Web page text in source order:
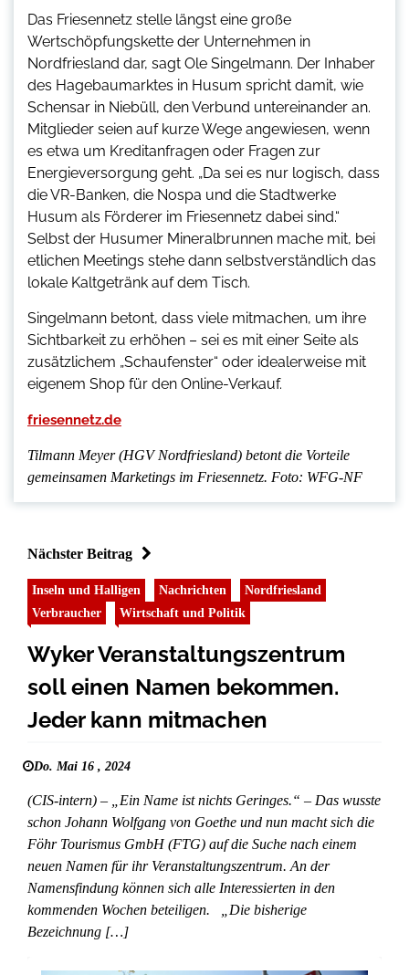
Das Friesennetz stelle längst eine große
Wertschöpfungskette der Unternehmen in
Nordfriesland dar, sagt Ole Singelmann. Der Inhaber
des Hagebaumarktes in Husum spricht damit, wie
Schensar in Niebüll, den Verbund untereinander an.
Mitglieder seien auf kurze Wege angewiesen, wenn
es etwa um Kreditanfragen oder Fragen zur
Energieversorgung geht. „Da sei es nur logisch, dass
die VR-Banken, die Nospa und die Stadtwerke
Husum als Förderer im Friesennetz dabei sind.“
Selbst der Husumer Mineralbrunnen mache mit, bei
etlichen Meetings stehe dann selbstverständlich das
lokale Kaltgetränk auf dem Tisch.
Singelmann betont, dass viele mitmachen, um ihre
Sichtbarkeit zu erhöhen – sei es mit einer Seite als
zusätzlichem „Schaufenster“ oder idealerweise mit
eigenem Shop für den Online-Verkauf.
friesennetz.de
Tilmann Meyer (HGV Nordfriesland) betont die Vorteile
gemeinsamen Marketings im Friesennetz. Foto: WFG-NF
Nächster Beitrag
Inseln und Halligen Nachrichten
Nordfriesland
Verbraucher
Wirtschaft und Politik
Wyker Veranstaltungszentrum
soll einen Namen bekommen.
Jeder kann mitmachen
Do. Mai 16 , 2024
(CIS-intern) – „Ein Name ist nichts Geringes.“ – Das wusste
schon Johann Wolfgang von Goethe und nun macht sich die
Föhr Tourismus GmbH (FTG) auf die Suche nach einem
neuen Namen für ihr Veranstaltungszentrum. An der
Namensfindung können sich alle Interessierten in den
kommenden Wochen beteiligen. „Die bisherige
Bezeichnung […]